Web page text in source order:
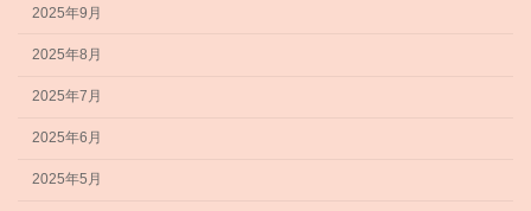
2025年9月
2025年8月
2025年7月
2025年6月
2025年5月